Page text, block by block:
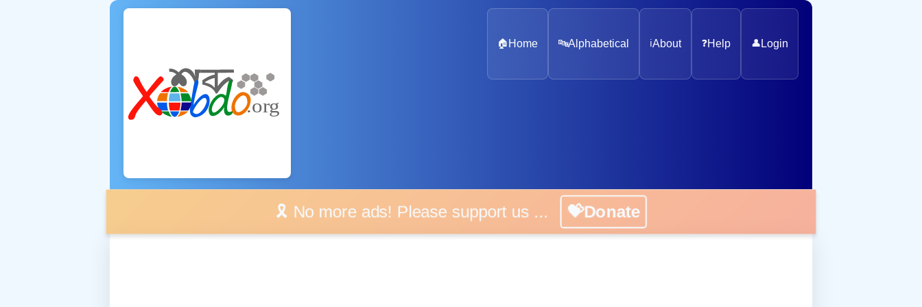
🏠 Home 🔤Alphabetical ℹ️About ❓Help 👤Login
🎗️ No more ads! Please support us ... 💝Donate